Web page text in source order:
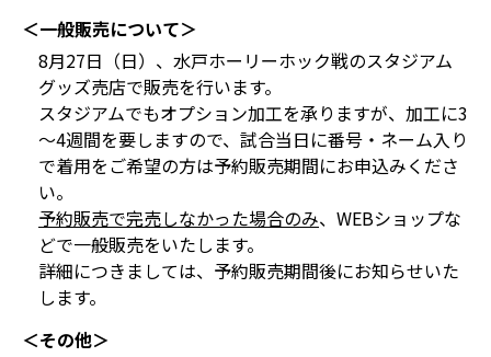
＜一般販売について＞
8月27日（日）、水戸ホーリーホック戦のスタジアム
グッズ売店で販売を行います。
スタジアムでもオプション加工を承りますが、加工に3
～4週間を要しますので、試合当日に番号・ネーム入り
で着用をご希望の方は予約販売期間にお申込みくださ
い。
予約販売で完売しなかった場合のみ、WEBショップな
どで一般販売をいたします。
詳細につきましては、予約販売期間後にお知らせいた
します。
＜その他＞